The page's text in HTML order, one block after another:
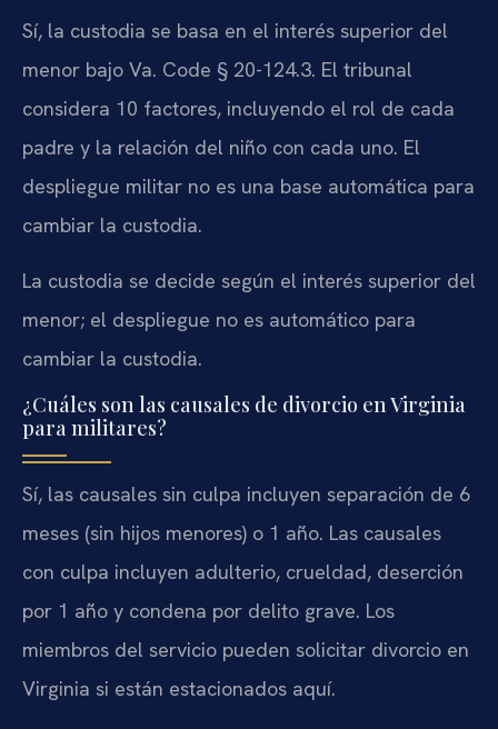
Sí, la custodia se basa en el interés superior del
menor bajo Va. Code § 20-124.3. El tribunal
considera 10 factores, incluyendo el rol de cada
padre y la relación del niño con cada uno. El
despliegue militar no es una base automática para
cambiar la custodia.
La custodia se decide según el interés superior del
menor; el despliegue no es automático para
cambiar la custodia.
¿Cuáles son las causales de divorcio en Virginia
para militares?
Sí, las causales sin culpa incluyen separación de 6
meses (sin hijos menores) o 1 año. Las causales
con culpa incluyen adulterio, crueldad, deserción
por 1 año y condena por delito grave. Los
miembros del servicio pueden solicitar divorcio en
Virginia si están estacionados aquí.